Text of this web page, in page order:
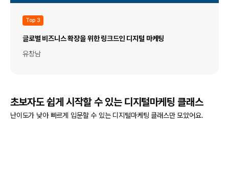
Top 3
글로벌 비즈니스 확장을 위한 링크드인 디지털 마케팅
유창남
초보자도 쉽게 시작할 수 있는 디지털마케팅 클래스
난이도가 낮아 빠르게 입문할 수 있는 디지털마케팅 클래스만 모았어요.